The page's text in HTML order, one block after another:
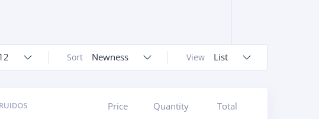
View List
Sort Newness
Price
Quantity
Total